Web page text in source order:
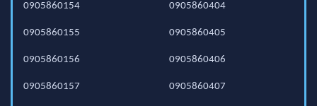
0905860154
0905860155
0905860156
0905860157
0905860404
0905860405
0905860406
0905860407